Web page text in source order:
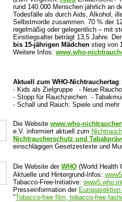
rund 140.000 Menschen jährlich an
Todesfälle als durch Aids, Alkohol,
Selbstmorde zusammen. 70 % der
regelmäßig oder gelegentlich – mit
Einstiegsalter beträgt 13,5 Jahre.
bis 15-jährigen Mädchen stieg von
Weitere Infos: www.who-
Aktuell zum WHO-Nichtrauchertag:
- Kids als Zielgruppe - Neue
- Stopp für Rauchzeichen -
- Schall und Rauch: Spiele und mehr
Die Website www.who-
e.V. informiert aktuell zum
Nichtraucherschutz und
einschlägigen Gesetzestexte und
Die Website der WHO (World Health
Aktuelle und Hintergrund-Infos:
Tabacco-Free-Initiative:
Presseinformation der
"Tobacco-free film, tobacco-free